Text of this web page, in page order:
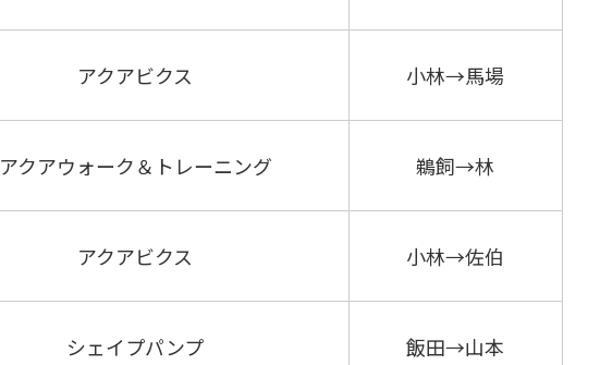
アクアビクス 小林→馬場
アクアウォーク＆トレーニング 鵜飼→林
アクアビクス 小林→佐伯
シェイプパンプ 飯田→山本